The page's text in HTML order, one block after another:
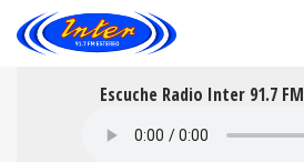
Escuche Radio Inter 91.7 FM